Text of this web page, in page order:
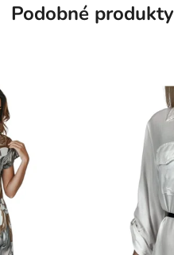
Podobné produkty